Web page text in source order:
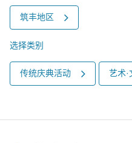
筑丰地区
选择类别
传统庆典活动 艺术·